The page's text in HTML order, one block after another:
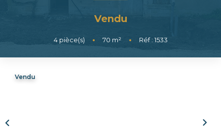
GERER
Vendu
4pièce(s) • 70 m² • Réf : 1533
Vendu